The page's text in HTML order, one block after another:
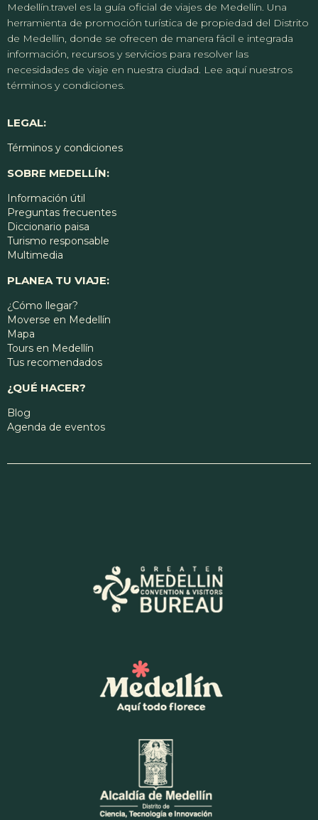
Medellín.travel es la guía oficial de viajes de Medellín. Una
herramienta de promoción turística de propiedad del Distrito
de Medellín, donde se ofrecen de manera fácil e integrada
información, recursos y servicios para resolver las
necesidades de viaje en nuestra ciudad. Lee aquí nuestros
términos y condiciones.
LEGAL:
Términos y condiciones
SOBRE MEDELLÍN:
Información útil
Preguntas frecuentes
Diccionario paisa
Turismo responsable
Multimedia
PLANEA TU VIAJE:
¿Cómo llegar?
Moverse en Medellín
Mapa
Tours en Medellín
Tus recomendados
¿QUÉ HACER?
Blog
Agenda de eventos